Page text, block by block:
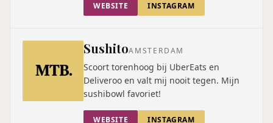
WEBSITE INSTAGRAM
SushitoAMSTERDAM
Scoort torenhoog bij UberEats en
Deliveroo en valt mij nooit tegen. Mijn
sushibowl favoriet!
WEBSITE INSTAGRAM